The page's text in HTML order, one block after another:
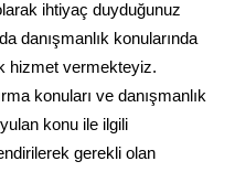
ihtiyaç duyduğunuz
danışmanlık konularında
hizmet vermekteyiz.
konuları ve danışmanlık
konu ile ilgili
gerekli olan